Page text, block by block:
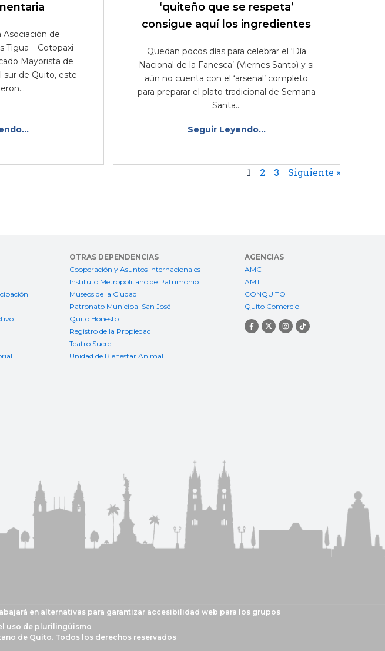
Asociación de
Tigua – Cotopaxi
Mayorista de
sur de Quito, este
‘quiteño que se respeta’
consigue aquí los ingredientes
Quedan pocos días para celebrar el ‘Día
Nacional de la Fanesca’ (Viernes Santo) y si
aún no cuenta con el ‘arsenal’ completo
para preparar el plato tradicional de Semana
Santa...
Seguir Leyendo...
1 2 3 Siguiente »
OTRAS DEPENDENCIAS
Cooperación y Asuntos Internacionales
Instituto Metropolitano de Patrimonio
Museos de la Ciudad
Patronato Municipal San José
Quito Honesto
Registro de la Propiedad
Teatro Sucre
Unidad de Bienestar Animal
AGENCIAS
AMC
AMT
CONQUITO
Quito Comercio
F
a
c
X
-
t
I
n
s
T
i
k
en alternativas para garantizar accesibilidad web para los grupos
uso de plurilingüismo
de Quito. Todos los derechos reservados